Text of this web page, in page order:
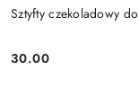
Sztyfty czekoladowy
Cena:
30.00